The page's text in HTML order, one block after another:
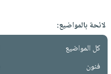
لائحة بالمواضيع:
كل المواضيع
فنون